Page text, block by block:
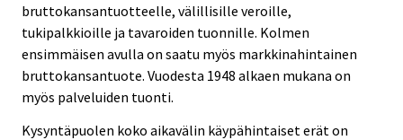
bruttokansantuotteelle, välillisille veroille,
tukipalkkioille ja tavaroiden tuonnille. Kolmen
ensimmäisen avulla on saatu myös markkinahintainen
bruttokansantuote. Vuodesta 1948 alkaen mukana on
myös palveluiden tuonti.
Kysyntäpuolen koko aikavälin käypähintaiset erät on